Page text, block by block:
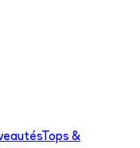
Tops &